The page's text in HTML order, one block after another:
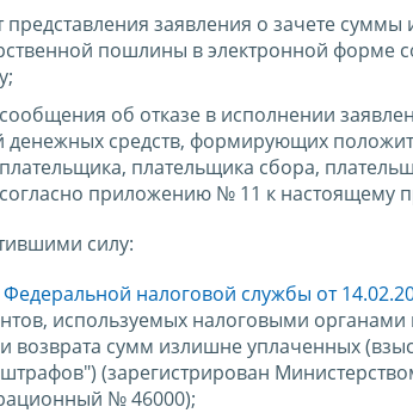
представления заявления о зачете
пошлины в электронной
об отказе в исполнении
денежных средств, формирующих
плательщика сбора,
приложению № 11 к настоящему
силу:
Федеральной налоговой службы от
используемых налоговыми
возврата сумм излишне уплаченных
(зарегистрирован
№ 46000);